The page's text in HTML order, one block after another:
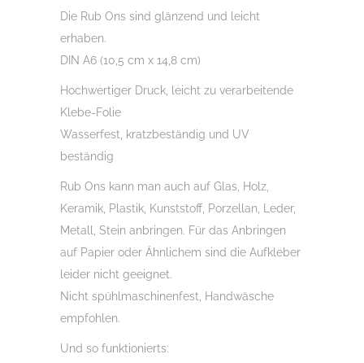
Die Rub Ons sind glänzend und leicht
erhaben.
DIN A6 (10,5 cm x 14,8 cm)
Hochwertiger Druck, leicht zu verarbeitende
Klebe-Folie
Wasserfest, kratzbeständig und UV
beständig
Rub Ons kann man auch auf Glas, Holz,
Keramik, Plastik, Kunststoff, Porzellan, Leder,
Metall, Stein anbringen. Für das Anbringen
auf Papier oder Ähnlichem sind die Aufkleber
leider nicht geeignet.
Nicht spühlmaschinenfest, Handwäsche
empfohlen.
Und so funktionierts: